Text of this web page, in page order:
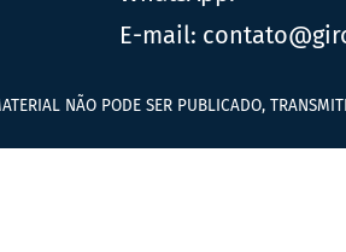
E-mail:
NÃO PODE SER PUBLICADO,